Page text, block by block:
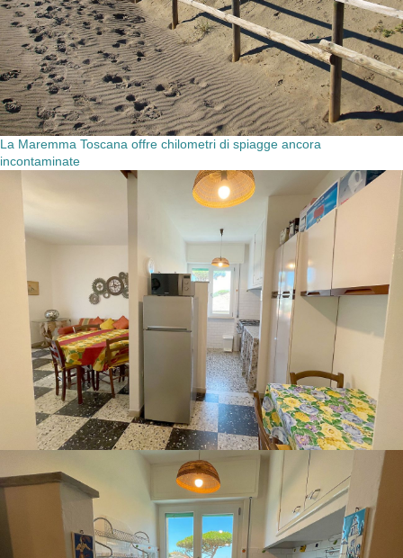
La Maremma Toscana offre chilometri di spiagge ancora
incontaminate